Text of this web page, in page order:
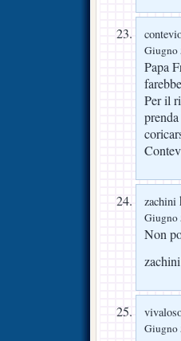
Giugno
Papa
Per il
zachini
Giugno
Non
zachini
Giugno